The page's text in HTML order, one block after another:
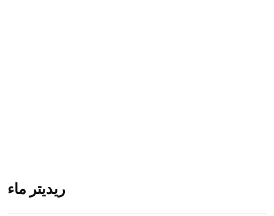
ريديتر ماء